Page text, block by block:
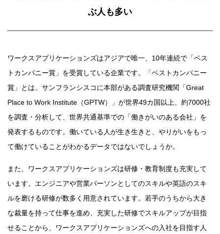
ぶ人も多い
ワークスアプリケーションズはアジアで唯一、10年連続で「ベス
トカンパニー賞」を受賞している企業です。「ベストカンパニー
賞」とは、サンフランシスコに本部がある調査研究機関「Great
Place to Work Institute（GPTW）」が世界49カ国以上、約7000社
を調査・分析して、世界共通基準での「働きがいのある会社」を
発表するものです。働いている人が生き生きと、やりがいをもっ
て働けていることがわかるデータではないでしょうか。
また、ワークスアプリケーションズは研修・教育制度も充実して
います。エンジニアや営業パーソンとしてのスキルや英語のスキ
ルを磨ける研修が数多く用意されています。若手のうちから大き
な裁量を持って仕事を進め、充実した研修でスキルアップが目指
せることから、ワークスアプリケーションズへの入社を目指す人